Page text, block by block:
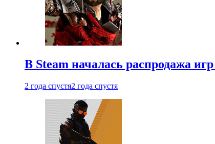
В Steam началась распродажа
2 года спустя2 года спустя